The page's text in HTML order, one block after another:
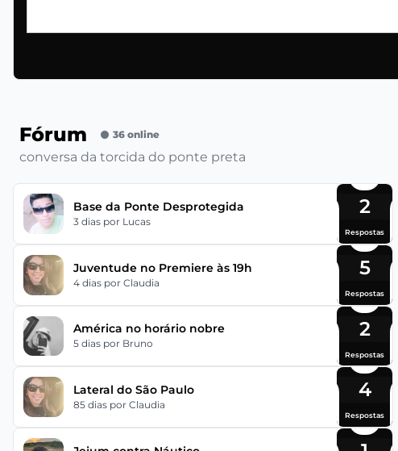
Fórum 36 online
conversa da torcida do ponte preta
Base da Ponte Desprotegida
3 dias por Lucas
2
Respostas
Juventude no Premiere às 19h
4 dias por Claudia
5
Respostas
América no horário nobre
5 dias por Bruno
2
Respostas
Lateral do São Paulo
85 dias por Claudia
4
Respostas